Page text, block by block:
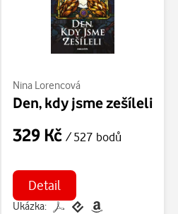
Nina Lorencová
Den, kdy jsme zešíleli
329 Kč / 527 bodů
Detail
Ukázka: